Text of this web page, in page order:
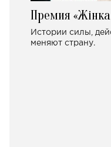
Премия
Истории силы,
меняют страну.